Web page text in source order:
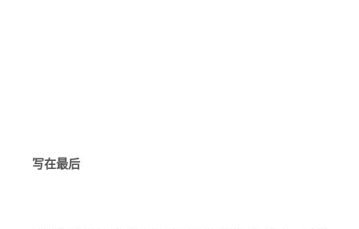
写在最后